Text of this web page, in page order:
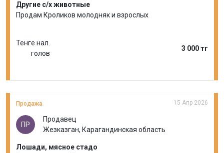
Другие с/х животные
Продам Кроликов молодняк и взрослых
Тенге нал.
голов
3 000 тг
Продажа 15 Апр 2026
ПР
Продавец
Жезказган, Карагандинская область
Лошади, мясное стадо